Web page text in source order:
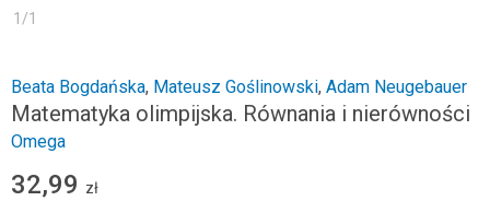
1 /1
Beata Bogdańska, Mateusz Goślinowski, Adam Neugebauer
Matematyka olimpijska. Równania i nierówności
Omega
32,99 zł